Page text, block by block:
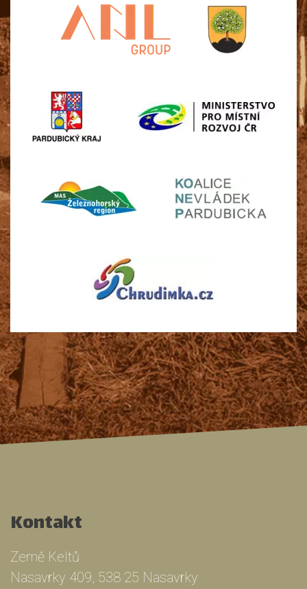
Kontakt
Země Keltů
Nasavrky 409, 538 25 Nasavrky